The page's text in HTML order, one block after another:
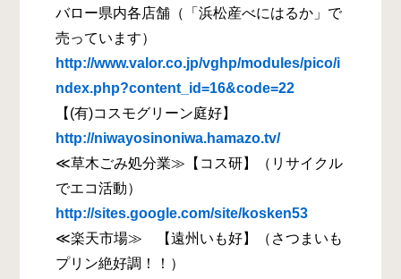
バロー県内各店舗（「浜松産べにはるか」で
売っています）
http://www.valor.co.jp/vghp/modules/pico/i
ndex.php?content_id=16&code=22
【(有)コスモグリーン庭好】
http://niwayosinoniwa.hamazo.tv/
≪草木ごみ処分業≫【コス研】（リサイクル
でエコ活動）
http://sites.google.com/site/kosken53
≪楽天市場≫ 【遠州いも好】（さつまいも
プリン絶好調！！）